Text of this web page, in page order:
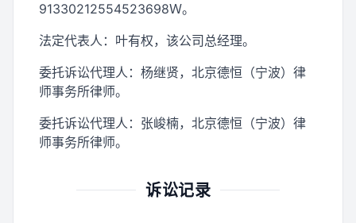
91330212554523698Ｗ。
法定代表人：叶有权，该公司总经理。
委托诉讼代理人：杨继贤，北京德恒（宁波）律
师事务所律师。
委托诉讼代理人：张峻楠，北京德恒（宁波）律
师事务所律师。
诉讼记录